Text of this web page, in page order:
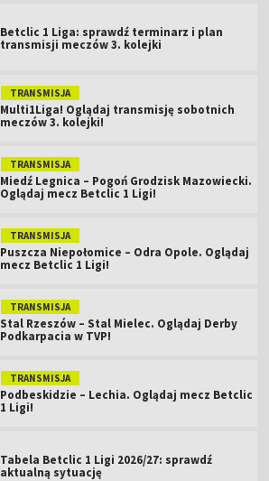
Betclic 1 Liga: sprawdź terminarz i plan
transmisji meczów 3. kolejki
TRANSMISJA
Multi1Liga! Oglądaj transmisję sobotnich
meczów 3. kolejki!
TRANSMISJA
Miedź Legnica – Pogoń Grodzisk Mazowiecki.
Oglądaj mecz Betclic 1 Ligi!
TRANSMISJA
Puszcza Niepołomice – Odra Opole. Oglądaj
mecz Betclic 1 Ligi!
TRANSMISJA
Stal Rzeszów – Stal Mielec. Oglądaj Derby
Podkarpacia w TVP!
TRANSMISJA
Podbeskidzie – Lechia. Oglądaj mecz Betclic
1 Ligi!
Tabela Betclic 1 Ligi 2026/27: sprawdź
aktualną sytuację